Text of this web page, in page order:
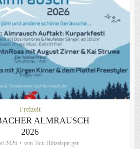
Freizeit
ALMRAUSCH
2026
2026 von Toni Hötzelsperger